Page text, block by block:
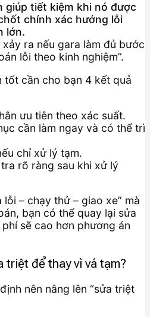
giúp tiết kiệm khi nó được
chính xác hướng lỗi
lớn.
ra nếu gara làm đủ bước
lỗi theo kinh nghiệm”.
tốt cần cho bạn 4 kết quả
ưu tiên theo xác suất.
cần làm ngay và có thể trì
chỉ xử lý tạm.
rõ ràng sau khi xử lý
– chạy thử – giao xe” mà
bạn có thể quay lại sửa
sẽ cao hơn phương án
triệt để thay vì vá tạm?
nên nâng lên “sửa triệt